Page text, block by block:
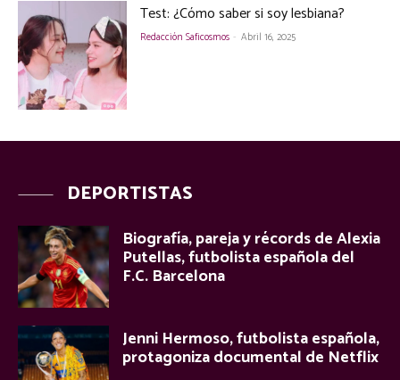
Test: ¿Cómo saber si soy lesbiana?
Redacción Saficosmos - Abril 16, 2025
DEPORTISTAS
Biografía, pareja y récords de Alexia
Putellas, futbolista española del
F.C. Barcelona
Jenni Hermoso, futbolista española,
protagoniza documental de Netflix